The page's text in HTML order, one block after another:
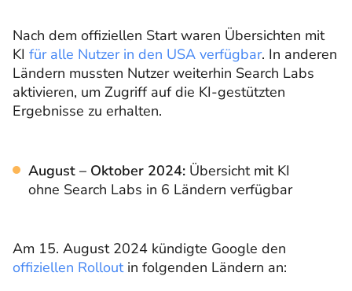
Nach dem offiziellen Start waren Übersichten mit
KI für alle Nutzer in den USA verfügbar. In anderen
Ländern mussten Nutzer weiterhin Search Labs
aktivieren, um Zugriff auf die KI-gestützten
Ergebnisse zu erhalten.
August – Oktober 2024: Übersicht mit KI
ohne Search Labs in 6 Ländern verfügbar
Am 15. August 2024 kündigte Google den
offiziellen Rolloutin folgenden Ländern an: